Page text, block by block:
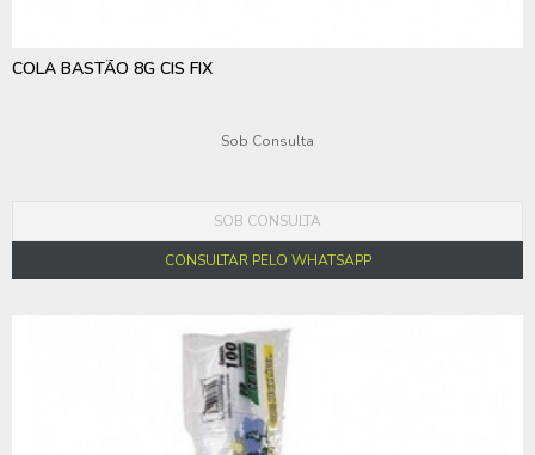
COLA BASTÃO 8G CIS FIX
Sob Consulta
SOB CONSULTA
CONSULTAR PELO WHATSAPP